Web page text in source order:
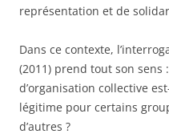
représentation et de
Dans ce contexte,
(2011) prend tout son
d’organisation collective
légitime pour certains
d’autres ?